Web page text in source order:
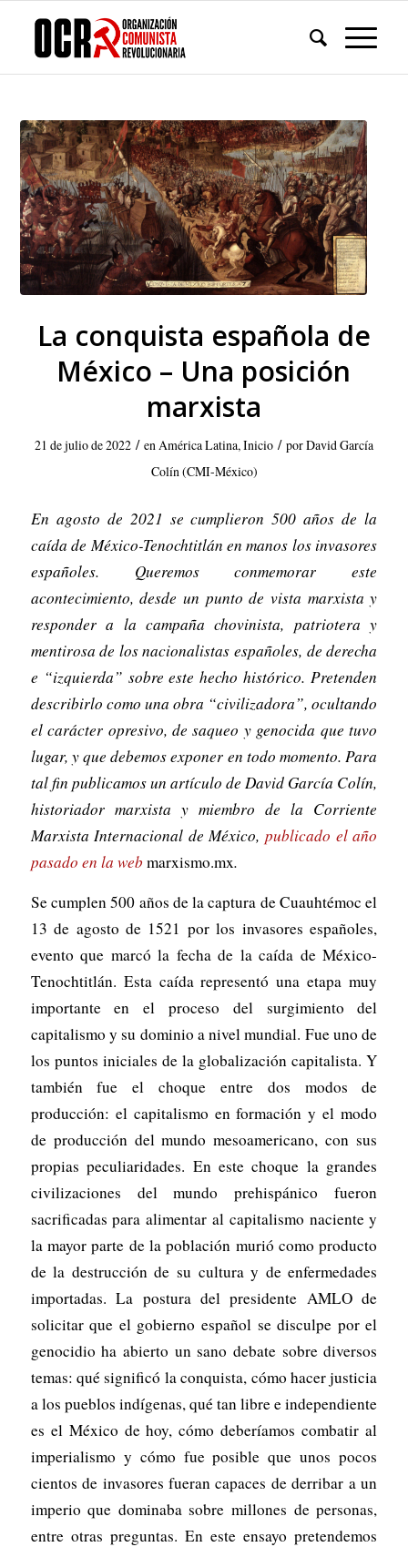
La conquista española de
México – Una posición
marxista
21 de julio de 2022 / enAmérica Latina,Inicio / porDavid García
Colín (CMI-México)
En agosto de 2021 se cumplieron 500 años de la
caída de México-Tenochtitlán en manos los invasores
españoles. Queremos conmemorar este
acontecimiento, desde un punto de vista marxista y
responder a la campaña chovinista, patriotera y
mentirosa de los nacionalistas españoles, de derecha
e “izquierda” sobre este hecho histórico. Pretenden
describirlo como una obra “civilizadora”, ocultando
el carácter opresivo, de saqueo y genocida que tuvo
lugar, y que debemos exponer en todo momento. Para
tal fin publicamos un artículo de David García Colín,
historiador marxista y miembro de la Corriente
Marxista Internacional de México,publicado el año
pasado en la web marxismo.mx.
Se cumplen 500 años de la captura de Cuauhtémoc el
13 de agosto de 1521 por los invasores españoles,
evento que marcó la fecha de la caída de México-
Tenochtitlán. Esta caída representó una etapa muy
importante en el proceso del surgimiento del
capitalismo y su dominio a nivel mundial. Fue uno de
los puntos iniciales de la globalización capitalista. Y
también fue el choque entre dos modos de
producción: el capitalismo en formación y el modo
de producción del mundo mesoamericano, con sus
propias peculiaridades. En este choque la grandes
civilizaciones del mundo prehispánico fueron
sacrificadas para alimentar al capitalismo naciente y
la mayor parte de la población murió como producto
de la destrucción de su cultura y de enfermedades
importadas. La postura del presidente AMLO de
solicitar que el gobierno español se disculpe por el
genocidio ha abierto un sano debate sobre diversos
temas: qué significó la conquista, cómo hacer justicia
a los pueblos indígenas, qué tan libre e independiente
es el México de hoy, cómo deberíamos combatir al
imperialismo y cómo fue posible que unos pocos
cientos de invasores fueran capaces de derribar a un
imperio que dominaba sobre millones de personas,
entre otras preguntas. En este ensayo pretendemos